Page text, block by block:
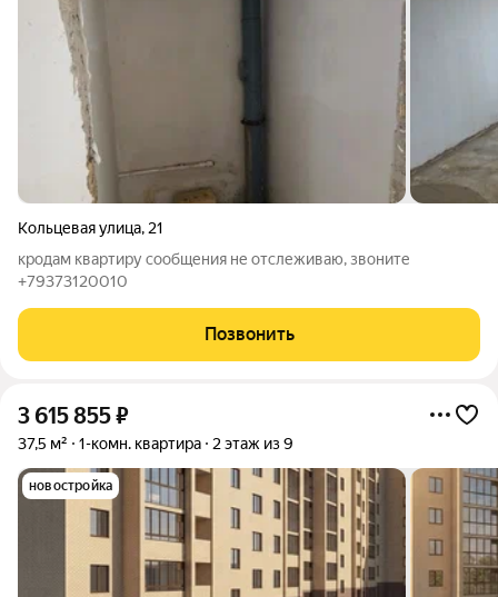
Кольцевая улица, 21
кродам квартиру сообщения не отслеживаю, звоните
+79373120010
Позвонить
3 615 855₽
37,5 м² 1-комн. квартира 2 этаж из 9
новостройка